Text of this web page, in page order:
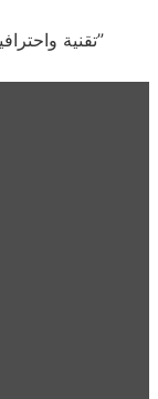
“تقنية واحترافية: خبراء الصيانة من بيكو يوفرون الأفضل”